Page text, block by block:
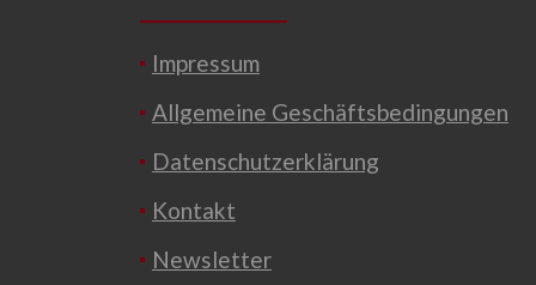
Impressum
Allgemeine Geschäftsbedingungen
Datenschutzerklärung
Kontakt
Newsletter